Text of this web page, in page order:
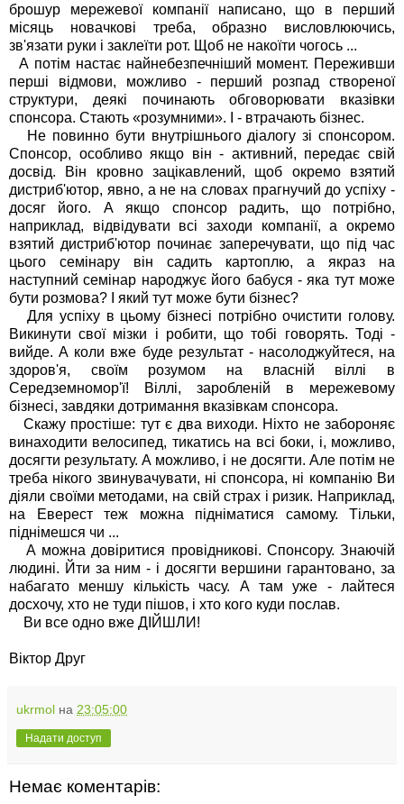
брошур мережевої компанії написано, що в перший
місяць новачкові треба, образно висловлюючись,
зв'язати руки і заклеїти рот. Щоб не накоїти чогось ...
А потім настає найнебезпечніший момент. Переживши
перші відмови, можливо - перший розпад створеної
структури, деякі починають обговорювати вказівки
спонсора. Стають «розумними». І - втрачають бізнес.
Не повинно бути внутрішнього діалогу зі спонсором.
Спонсор, особливо якщо він - активний, передає свій
досвід. Він кровно зацікавлений, щоб окремо взятий
дистриб'ютор, явно, а не на словах прагнучий до успіху -
досяг його. А якщо спонсор радить, що потрібно,
наприклад, відвідувати всі заходи компанії, а окремо
взятий дистриб'ютор починає заперечувати, що під час
цього семінару він садить картоплю, а якраз на
наступний семінар народжує його бабуся - яка тут може
бути розмова? І який тут може бути бізнес?
Для успіху в цьому бізнесі потрібно очистити голову.
Викинути свої мізки і робити, що тобі говорять. Тоді -
вийде. А коли вже буде результат - насолоджуйтеся, на
здоров'я, своїм розумом на власній віллі в
Середземномор'ї! Віллі, заробленій в мережевому
бізнесі, завдяки дотримання вказівкам спонсора.
Скажу простіше: тут є два виходи. Ніхто не забороняє
винаходити велосипед, тикатись на всі боки, і, можливо,
досягти результату. А можливо, і не досягти. Але потім не
треба нікого звинувачувати, ні спонсора, ні компанію Ви
діяли своїми методами, на свій страх і ризик. Наприклад,
на Еверест теж можна підніматися самому. Тільки,
піднімешся чи ...
А можна довіритися провідникові. Спонсору. Знаючій
людині. Йти за ним - і досягти вершини гарантовано, за
набагато меншу кількість часу. А там уже - лайтеся
досхочу, хто не туди пішов, і хто кого куди послав.
Ви все одно вже ДІЙШЛИ!
Віктор Друг
ukrmol на 23:05:00
Надати доступ
Немає коментарів: